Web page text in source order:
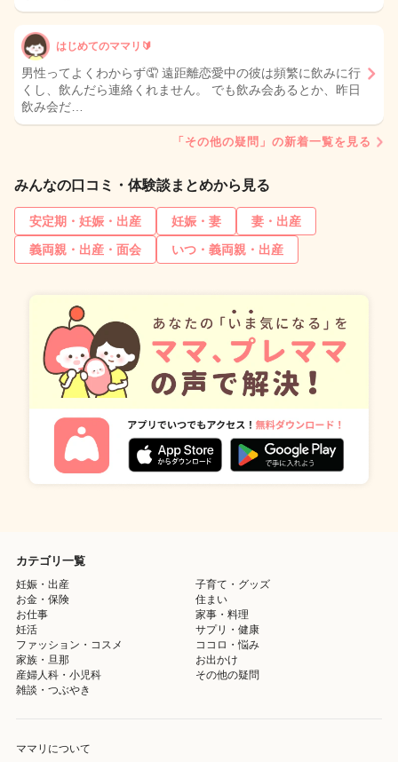
はじめてのママリ🔰
男性ってよくわからず🤦 遠距離恋愛中の彼は頻繁に飲みに行
くし、飲んだら連絡くれません。 でも飲み会あるとか、昨日
飲み会だ…
「その他の疑問」の新着一覧を見る
みんなの口コミ・体験談まとめから見る
安定期・妊娠・出産 妊娠・妻
妻・出産
義両親・出産・面会
いつ・義両親・出産
カテゴリ一覧
妊娠・出産
子育て・グッズ
お金・保険
住まい
お仕事
家事・料理
妊活
サプリ・健康
ファッション・コスメ
ココロ・悩み
家族・旦那
お出かけ
産婦人科・小児科
その他の疑問
雑談・つぶやき
ママリについて